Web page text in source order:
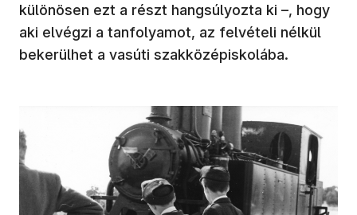
különösen ezt a részt hangsúlyozta ki –, hogy
aki elvégzi a tanfolyamot, az felvételi nélkül
bekerülhet a vasúti szakközépiskolába.